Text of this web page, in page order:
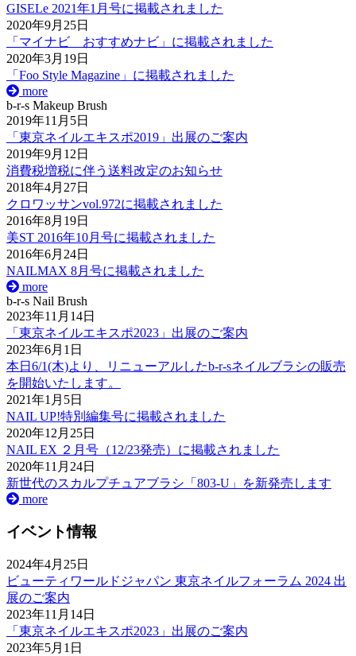
GISELe 2021年1月号に掲載されました
2020年9月25日
「マイナビ おすすめナビ」に掲載されました
2020年3月19日
「Foo Style Magazine」に掲載されました
more
b-r-s Makeup Brush
2019年11月5日
「東京ネイルエキスポ2019」出展のご案内
2019年9月12日
消費税増税に伴う送料改定のお知らせ
2018年4月27日
クロワッサンvol.972に掲載されました
2016年8月19日
美ST 2016年10月号に掲載されました
2016年6月24日
NAILMAX 8月号に掲載されました
more
b-r-s Nail Brush
2023年11月14日
「東京ネイルエキスポ2023」出展のご案内
2023年6月1日
本日6/1(木)より、リニューアルしたb-r-sネイルブラシの販売
を開始いたします。
2021年1月5日
NAIL UP!特別編集号に掲載されました
2020年12月25日
NAIL EX ２月号（12/23発売）に掲載されました
2020年11月24日
新世代のスカルプチュアブラシ「803-U」を新発売します
more
イベント情報
2024年4月25日
ビューティワールドジャパン 東京ネイルフォーラム 2024 出
展のご案内
2023年11月14日
「東京ネイルエキスポ2023」出展のご案内
2023年5月1日